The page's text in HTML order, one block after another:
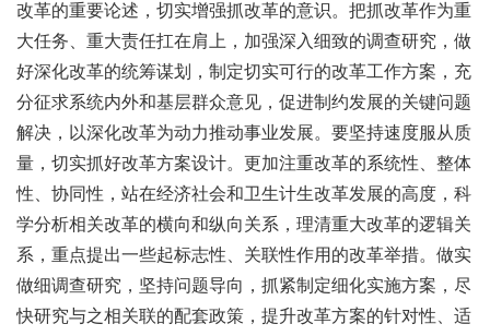
改革的重要论述，切实增强抓改革的意识。把抓改革作为重
大任务、重大责任扛在肩上，加强深入细致的调查研究，做
好深化改革的统筹谋划，制定切实可行的改革工作方案，充
分征求系统内外和基层群众意见，促进制约发展的关键问题
解决，以深化改革为动力推动事业发展。要坚持速度服从质
量，切实抓好改革方案设计。更加注重改革的系统性、整体
性、协同性，站在经济社会和卫生计生改革发展的高度，科
学分析相关改革的横向和纵向关系，理清重大改革的逻辑关
系，重点提出一些起标志性、关联性作用的改革举措。做实
做细调查研究，坚持问题导向，抓紧制定细化实施方案，尽
快研究与之相关联的配套政策，提升改革方案的针对性、适